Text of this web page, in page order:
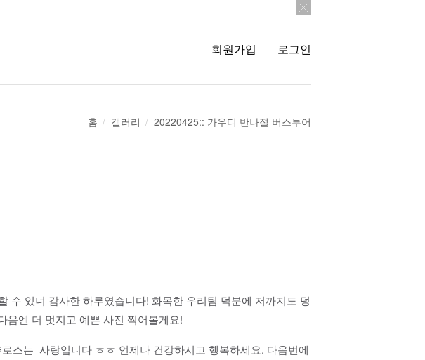
회원가입 로그인
홈 갤러리 20220425:: 가우디 반나절 버스투어
있너 감사한 하루였습니다! 화목한 우리팀 덕분에 저까지도 덩
엔 더 멋지고 예쁜 사진 찍어볼게요!
스는 사랑입니다 ㅎㅎ 언제나 건강하시고 행복하세요. 다음번에